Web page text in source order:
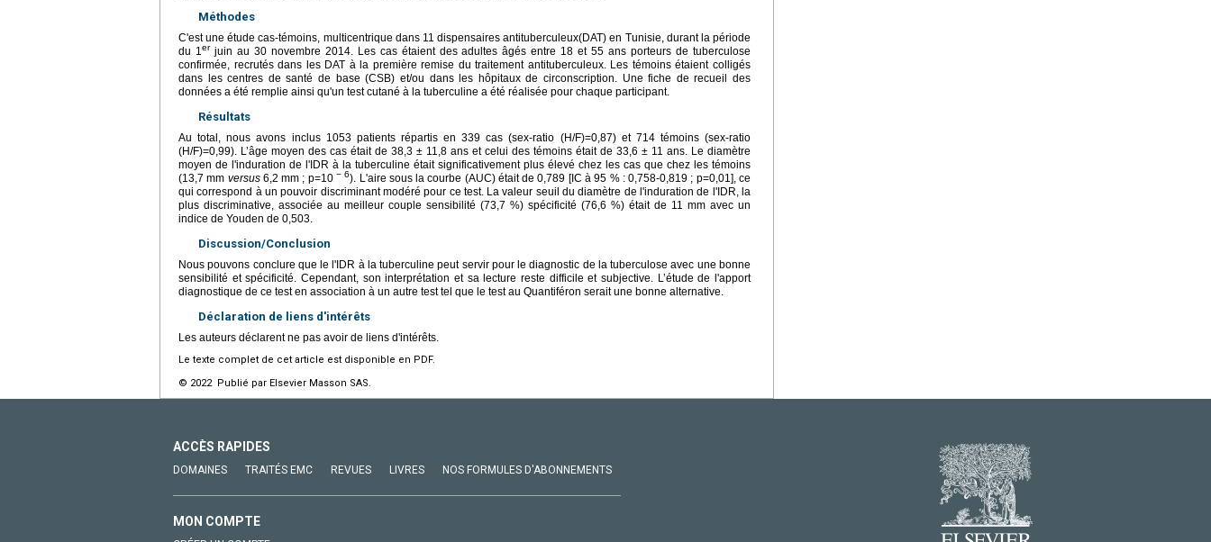
Méthodes
C'est une étude cas-témoins, multicentrique dans 11 dispensaires antituberculeux(DAT) en Tunisie, durant la période
du 1er juin au 30 novembre 2014. Les cas étaient des adultes âgés entre 18 et 55 ans porteurs de tuberculose
confirmée, recrutés dans les DAT à la première remise du traitement antituberculeux. Les témoins étaient colligés
dans les centres de santé de base (CSB) et/ou dans les hôpitaux de circonscription. Une fiche de recueil des
données a été remplie ainsi qu'un test cutané à la tuberculine a été réalisée pour chaque participant.
Résultats
Au total, nous avons inclus 1053 patients répartis en 339 cas (sex-ratio (H/F)=0,87) et 714 témoins (sex-ratio
(H/F)=0,99). L’âge moyen des cas était de 38,3 ± 11,8 ans et celui des témoins était de 33,6 ± 11 ans. Le diamètre
moyen de l'induration de l'IDR à la tuberculine était significativement plus élevé chez les cas que chez les témoins
(13,7 mm versus6,2 mm ; p=10 − 6). L'aire sous la courbe (AUC) était de 0,789 [IC à 95 % : 0,758-0,819 ; p=0,01], ce
qui correspond à un pouvoir discriminant modéré pour ce test. La valeur seuil du diamètre de l'induration de l'IDR, la
plus discriminative, associée au meilleur couple sensibilité (73,7 %) spécificité (76,6 %) était de 11 mm avec un
indice de Youden de 0,503.
Discussion/Conclusion
Nous pouvons conclure que le l'IDR à la tuberculine peut servir pour le diagnostic de la tuberculose avec une bonne
sensibilité et spécificité. Cependant, son interprétation et sa lecture reste difficile et subjective. L’étude de l'apport
diagnostique de ce test en association à un autre test tel que le test au Quantiféron serait une bonne alternative.
Déclaration de liens d'intérêts
Les auteurs déclarent ne pas avoir de liens d'intérêts.
Le texte complet de cet article est disponible en PDF.
© 2022 Publié par Elsevier Masson SAS.
ACCÈS RAPIDES
DOMAINES TRAITÉS EMC REVUES LIVRES NOS FORMULES D'ABONNEMENTS
MON COMPTE